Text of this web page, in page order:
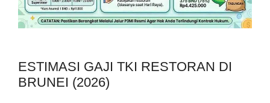
ESTIMASI GAJI TKI RESTORAN DI
BRUNEI (2026)